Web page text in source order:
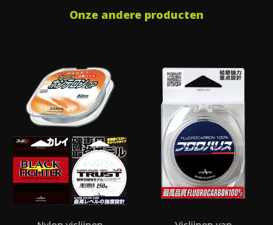
Onze andere producten